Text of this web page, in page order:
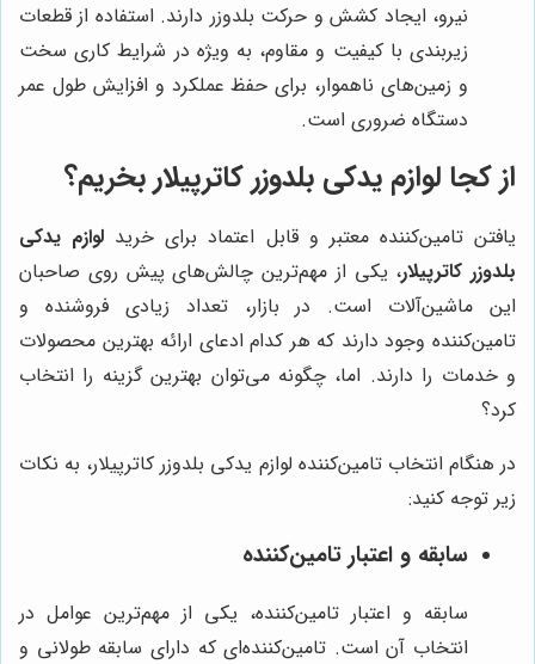
نیرو، ایجاد کشش و حرکت بلدوزر دارند. استفاده از قطعات
زیربندی با کیفیت و مقاوم، به ویژه در شرایط کاری سخت
و زمین‌های ناهموار، برای حفظ عملکرد و افزایش طول عمر
دستگاه ضروری است.
از کجا لوازم یدکی بلدوزر کاترپیلار بخریم؟
یافتن تامین‌کننده معتبر و قابل اعتماد برای خرید لوازم یدکی
بلدوزر کاترپیلار، یکی از مهم‌ترین چالش‌های پیش روی صاحبان
این ماشین‌آلات است. در بازار، تعداد زیادی فروشنده و
تامین‌کننده وجود دارند که هر کدام ادعای ارائه بهترین محصولات
و خدمات را دارند. اما، چگونه می‌توان بهترین گزینه را انتخاب
کرد؟
در هنگام انتخاب تامین‌کننده لوازم یدکی بلدوزر کاترپیلار، به نکات
زیر توجه کنید:
سابقه و اعتبار تامین‌کننده
سابقه و اعتبار تامین‌کننده، یکی از مهم‌ترین عوامل در
انتخاب آن است. تامین‌کننده‌ای که دارای سابقه طولانی و